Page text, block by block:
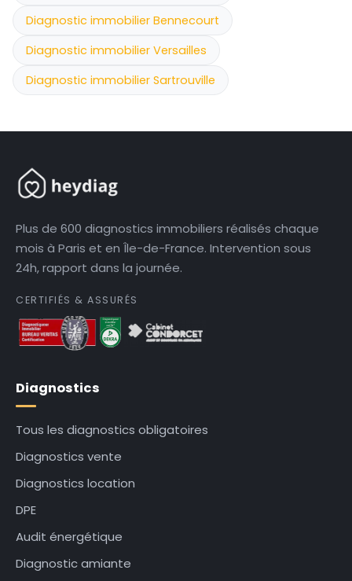
Diagnostic immobilier Bennecourt
Diagnostic immobilier Versailles
Diagnostic immobilier Sartrouville
Plus de 600 diagnostics immobiliers réalisés chaque
mois à Paris et en Île-de-France. Intervention sous
24h, rapport dans la journée.
CERTIFIÉS & ASSURÉS
Diagnostics
Tous les diagnostics obligatoires
Diagnostics vente
Diagnostics location
DPE
Audit énergétique
Diagnostic amiante